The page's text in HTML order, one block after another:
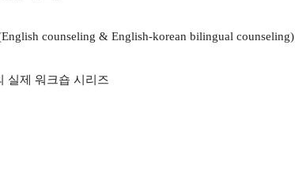
counseling & English-korean bilingual counseling)
실제 워크숍 시리즈